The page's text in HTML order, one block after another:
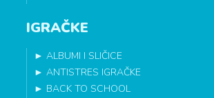
IGRAČKE
►ALBUMI I SLIČICE
►ANTISTRES IGRAČKE
► BACK TO SCHOOL